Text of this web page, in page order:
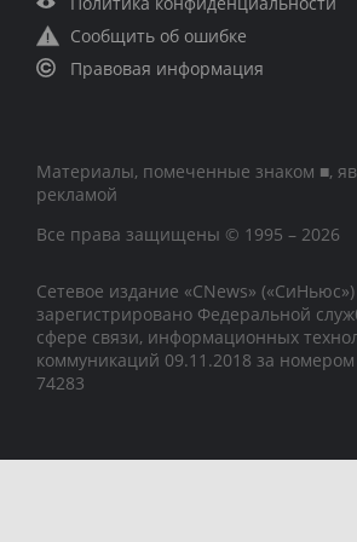
Сообщить об ошибке
Правовая информация
Материалы, помеченные знаком ■,
рекламой
Все права защищены © 1995 – 2026
Сетевое издание «CNews» («СиНьюс»)
зарегистрировано Федеральной
сфере связи, информационных
коммуникаций 09.11.2018 за
74283